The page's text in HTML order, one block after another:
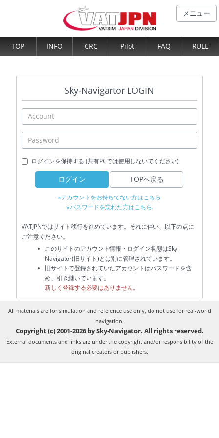
メニュー
TOP INFO CRC Pilot FAQ RULE
Sky-Navigartor LOGIN
ログインを保持する (共有PCでは使用しないでください)
ログイン TOPへ戻る
※アカウントをお持ちでない方はこちら
※パスワードを忘れた方はこちら
VATJPNではサイト移行を進めています。それに伴い、以下の点に
ご注意ください。
このサイトのアカウント情報・ログイン状態はSky
Navigator(旧サイト)とは別に管理されています。
旧サイトで登録されていたアカウントはパスワードを含
め、引き継いでいます。
新しく登録する必要はありません。
All materials are for simulation and reference use only, do not use for real-world
navigation.
Copyright (c) 2001-2026 by Sky-Navigator. All rights reserved.
External documents and links are under the copyright and/or responsibility of the
original creators or publishers.